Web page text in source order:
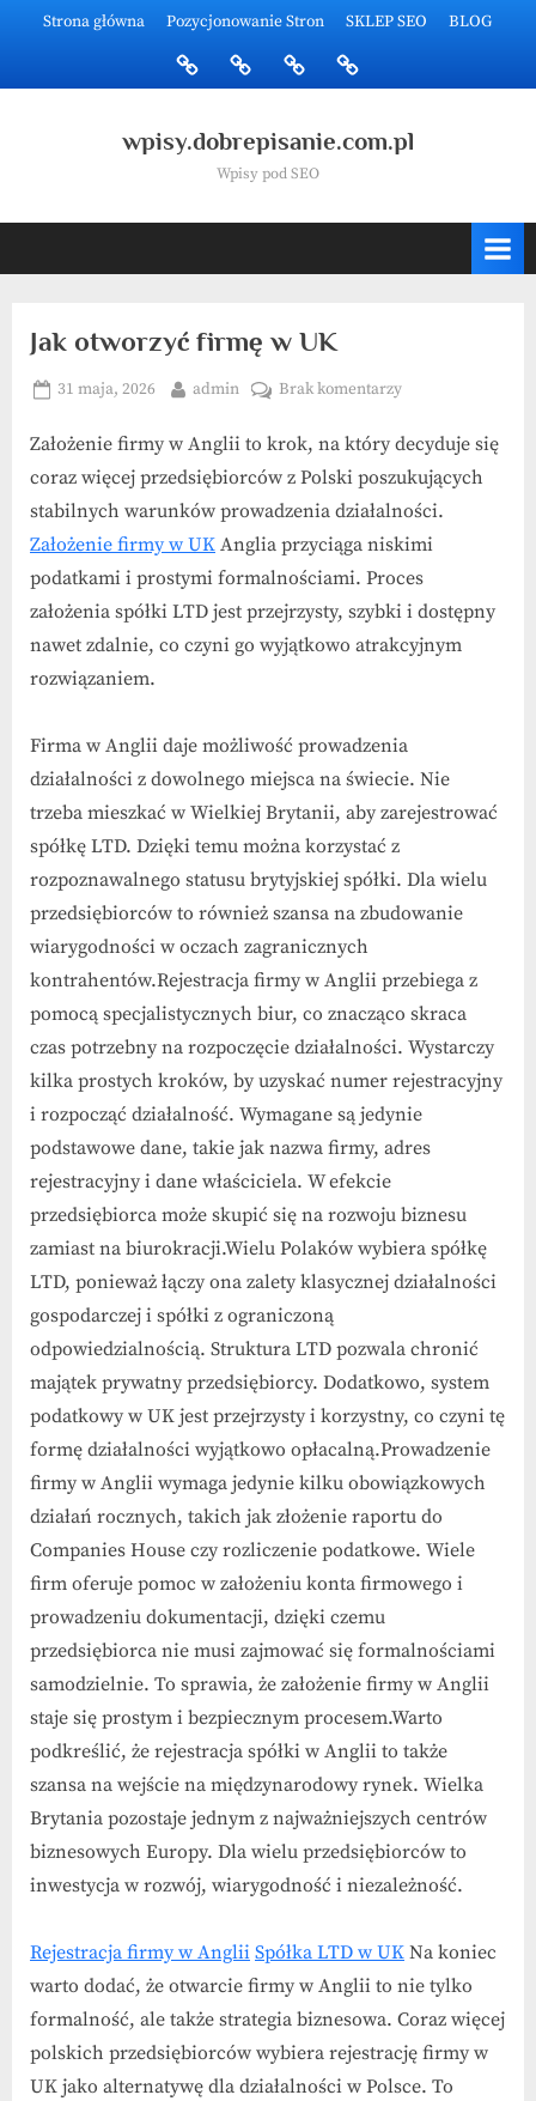
content
Strona główna Pozycjonowanie Stron SKLEP SEO BLOG
Strona
główna
Pozycjonowanie
Stron
SKLEP
SEO
BLOG
wpisy.dobrepisanie.com.pl
Wpisy pod SEO
Jak otworzyć firmę w UK
Posted
31 maja, 2026 By
admin Brak komentarzydo
otworzyć
firmę
Założenie firmy w Anglii to krok, na który decyduje się
coraz więcej przedsiębiorców z Polski poszukujących
stabilnych warunków prowadzenia działalności.
Założenie firmy w UK Anglia przyciąga niskimi
podatkami i prostymi formalnościami. Proces
założenia spółki LTD jest przejrzysty, szybki i dostępny
nawet zdalnie, co czyni go wyjątkowo atrakcyjnym
rozwiązaniem.
Firma w Anglii daje możliwość prowadzenia
działalności z dowolnego miejsca na świecie. Nie
trzeba mieszkać w Wielkiej Brytanii, aby zarejestrować
spółkę LTD. Dzięki temu można korzystać z
rozpoznawalnego statusu brytyjskiej spółki. Dla wielu
przedsiębiorców to również szansa na zbudowanie
wiarygodności w oczach zagranicznych
kontrahentów.Rejestracja firmy w Anglii przebiega z
pomocą specjalistycznych biur, co znacząco skraca
czas potrzebny na rozpoczęcie działalności. Wystarczy
kilka prostych kroków, by uzyskać numer rejestracyjny
i rozpocząć działalność. Wymagane są jedynie
podstawowe dane, takie jak nazwa firmy, adres
rejestracyjny i dane właściciela. W efekcie
przedsiębiorca może skupić się na rozwoju biznesu
zamiast na biurokracji.Wielu Polaków wybiera spółkę
LTD, ponieważ łączy ona zalety klasycznej działalności
gospodarczej i spółki z ograniczoną
odpowiedzialnością. Struktura LTD pozwala chronić
majątek prywatny przedsiębiorcy. Dodatkowo, system
podatkowy w UK jest przejrzysty i korzystny, co czyni tę
formę działalności wyjątkowo opłacalną.Prowadzenie
firmy w Anglii wymaga jedynie kilku obowiązkowych
działań rocznych, takich jak złożenie raportu do
Companies House czy rozliczenie podatkowe. Wiele
firm oferuje pomoc w założeniu konta firmowego i
prowadzeniu dokumentacji, dzięki czemu
przedsiębiorca nie musi zajmować się formalnościami
samodzielnie. To sprawia, że założenie firmy w Anglii
staje się prostym i bezpiecznym procesem.Warto
podkreślić, że rejestracja spółki w Anglii to także
szansa na wejście na międzynarodowy rynek. Wielka
Brytania pozostaje jednym z najważniejszych centrów
biznesowych Europy. Dla wielu przedsiębiorców to
inwestycja w rozwój, wiarygodność i niezależność.
Rejestracja firmy w Anglii Spółka LTD w UK Na koniec
warto dodać, że otwarcie firmy w Anglii to nie tylko
formalność, ale także strategia biznesowa. Coraz więcej
polskich przedsiębiorców wybiera rejestrację firmy w
UK jako alternatywę dla działalności w Polsce. To